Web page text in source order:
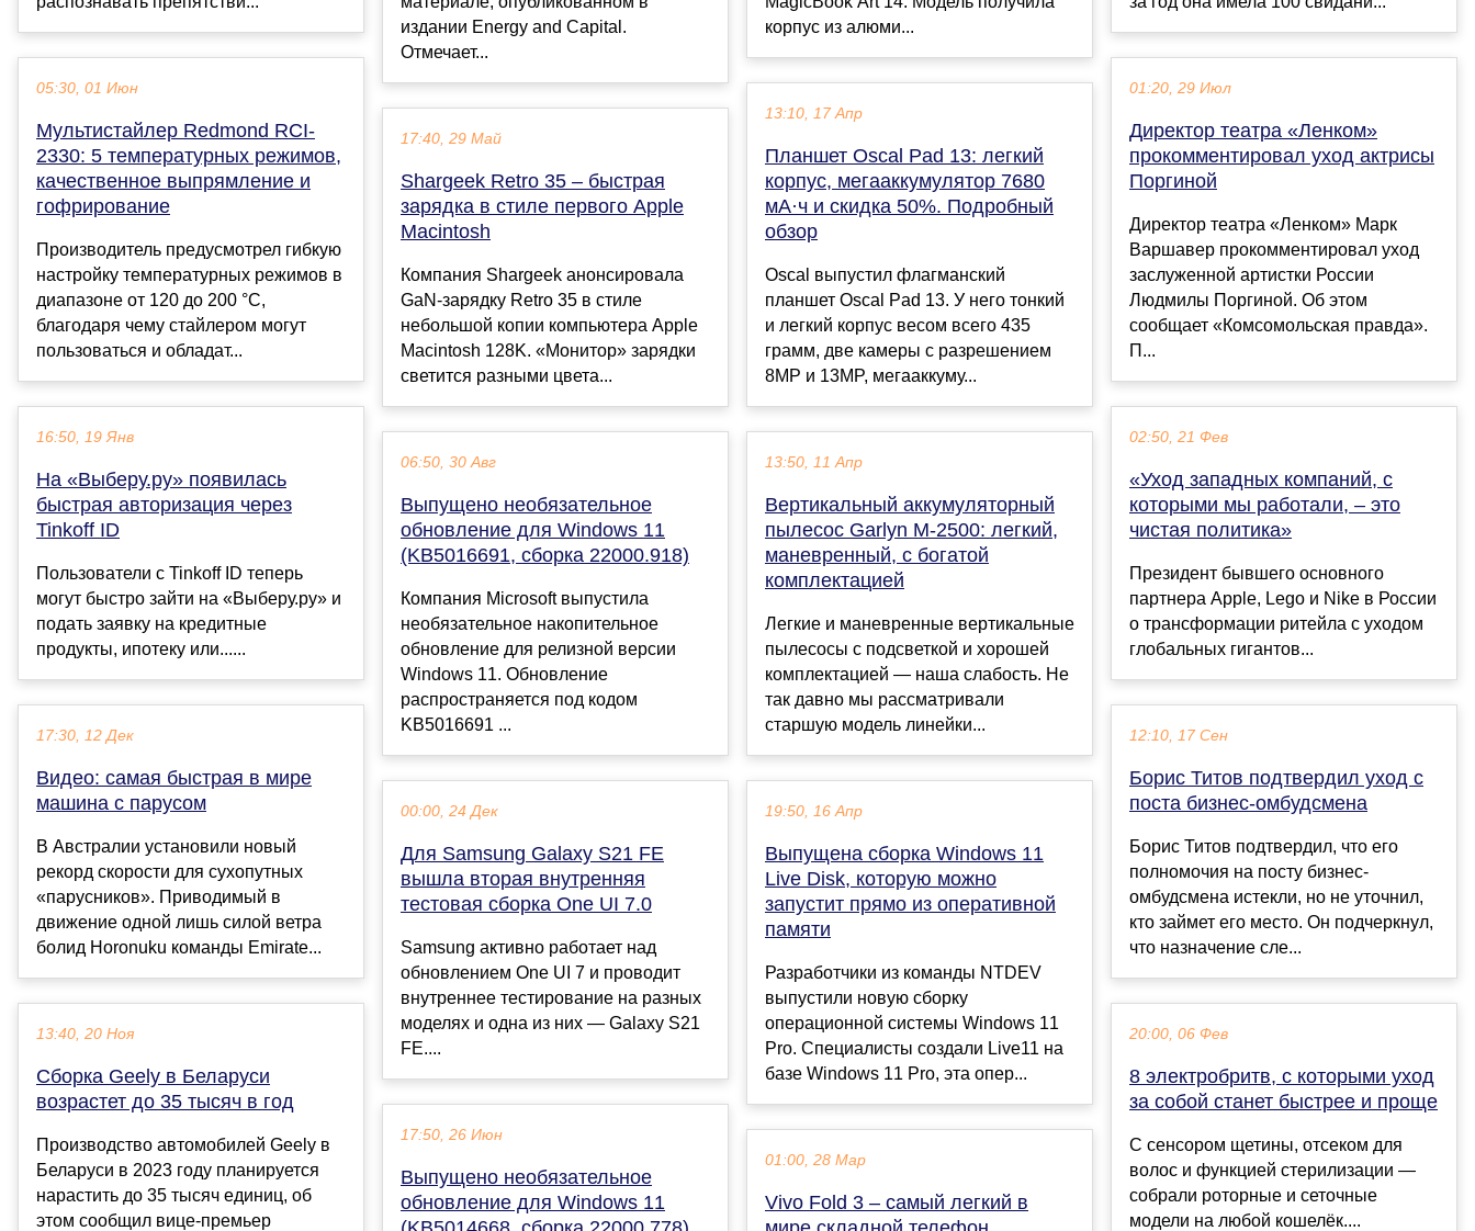
05:30, 01 Июн
Мультистайлер Redmond RCI-
2330: 5 температурных режимов,
качественное выпрямление и
гофрирование
Производитель предусмотрел гибкую
настройку температурных режимов в
диапазоне от 120 до 200 °C,
благодаря чему стайлером могут
пользоваться и обладат...
16:50, 19 Янв
На «Выберу.ру» появилась
быстрая авторизация через
Tinkoff ID
Пользователи с Tinkoff ID теперь
могут быстро зайти на «Выберу.ру» и
подать заявку на кредитные
продукты, ипотеку или......
17:30, 12 Дек
Видео: самая быстрая в мире
машина с парусом
В Австралии установили новый
рекорд скорости для сухопутных
«парусников». Приводимый в
движение одной лишь силой ветра
болид Horonuku команды Emirate...
13:40, 20 Ноя
Сборка Geely в Беларуси
возрастет до 35 тысяч в год
Производство автомобилей Geely в
Беларуси в 2023 году планируется
нарастить до 35 тысяч единиц, об
этом сообщил вице-премьер
издании Energy and Capital.
Отмечает...
17:40, 29 Май
Shargeek Retro 35 – быстрая
зарядка в стиле первого Apple
Macintosh
Компания Shargeek анонсировала
GaN-зарядку Retro 35 в стиле
небольшой копии компьютера Apple
Macintosh 128K. «Монитор» зарядки
светится разными цвета...
06:50, 30 Авг
Выпущено необязательное
обновление для Windows 11
(KB5016691, сборка 22000.918)
Компания Microsoft выпустила
необязательное накопительное
обновление для релизной версии
Windows 11. Обновление
распространяется под кодом
KB5016691 ...
00:00, 24 Дек
Для Samsung Galaxy S21 FE
вышла вторая внутренняя
тестовая сборка One UI 7.0
Samsung активно работает над
обновлением One UI 7 и проводит
внутреннее тестирование на разных
моделях и одна из них — Galaxy S21
FE....
17:50, 26 Июн
Выпущено необязательное
обновление для Windows 11
корпус из алюми...
13:10, 17 Апр
Планшет Oscal Pad 13: легкий
корпус, мегааккумулятор 7680
мА·ч и скидка 50%. Подробный
обзор
Oscal выпустил флагманский
планшет Oscal Pad 13. У него тонкий
и легкий корпус весом всего 435
грамм, две камеры с разрешением
8MP и 13MP, мегааккуму...
13:50, 11 Апр
Вертикальный аккумуляторный
пылесос Garlyn M-2500: легкий,
маневренный, с богатой
комплектацией
Легкие и маневренные вертикальные
пылесосы с подсветкой и хорошей
комплектацией — наша слабость. Не
так давно мы рассматривали
старшую модель линейки...
19:50, 16 Апр
Выпущена сборка Windows 11
Live Disk, которую можно
запустит прямо из оперативной
памяти
Разработчики из команды NTDEV
выпустили новую сборку
операционной системы Windows 11
Pro. Специалисты создали Live11 на
базе Windows 11 Pro, эта опер...
01:00, 28 Мар
Vivo Fold 3 – самый легкий в
01:20, 29 Июл
Директор театра «Ленком»
прокомментировал уход актрисы
Поргиной
Директор театра «Ленком» Марк
Варшавер прокомментировал уход
заслуженной артистки России
Людмилы Поргиной. Об этом
сообщает «Комсомольская правда».
П...
02:50, 21 Фев
«Уход западных компаний, с
которыми мы работали, – это
чистая политика»
Президент бывшего основного
партнера Apple, Lego и Nike в России
о трансформации ритейла с уходом
глобальных гигантов...
12:10, 17 Сен
Борис Титов подтвердил уход с
поста бизнес-омбудсмена
Борис Титов подтвердил, что его
полномочия на посту бизнес-
омбудсмена истекли, но не уточнил,
кто займет его место. Он подчеркнул,
что назначение сле...
20:00, 06 Фев
8 электробритв, с которыми уход
за собой станет быстрее и проще
С сенсором щетины, отсеком для
волос и функцией стерилизации —
собрали роторные и сеточные
модели на любой кошелёк....